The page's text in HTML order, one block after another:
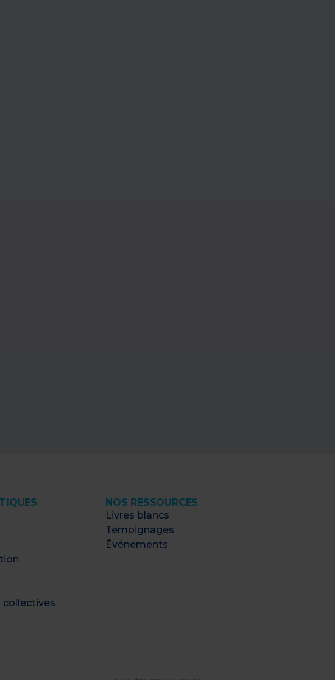
collectives
NOS RESSOURCES
Livres blancs
Témoignages
Événements